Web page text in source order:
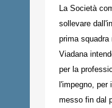
La Società
sollevare
prima squadra
Viadana
per la
l'impegno,
messo fin dal